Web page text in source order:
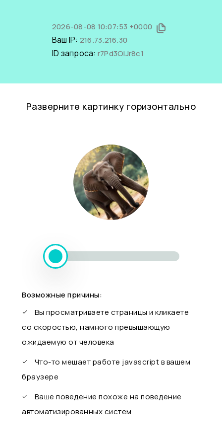
2026-08-08 10:07:53 +0000
Ваш IP: 216.73.216.30
ID запроса: r7Pd3OiJr8c1
Разверните картинку горизонтально
Возможные причины:
Вы просматриваете страницы и кликаете
со скоростью, намного превышающую
ожидаемую от человека
Что-то мешает работе javascript в вашем
браузере
Ваше поведение похоже на поведение
автоматизированных систем